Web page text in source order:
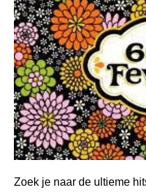
Zoek je naar de ultieme